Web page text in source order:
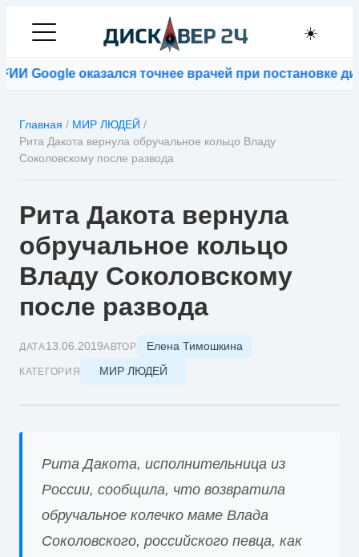
☀️
Google оказался точнее врачей при постановке
Главная / МИР ЛЮДЕЙ /
Рита Дакота вернула обручальное кольцо Владу
Соколовскому после развода
Рита Дакота вернула
обручальное кольцо
Владу Соколовскому
после развода
ДАТА13.06.2019АВТОР Елена Тимошкина
КАТЕГОРИЯ МИР ЛЮДЕЙ
Рита Дакота, исполнительница из
России, сообщила, что возвратила
обручальное колечко маме Влада
Соколовского, российского певца, как